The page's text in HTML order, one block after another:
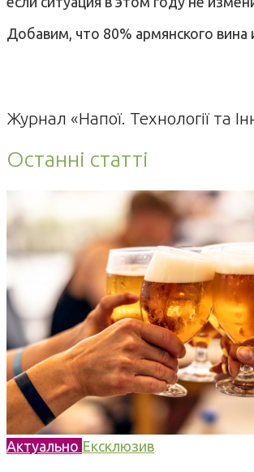
Добавим, что 80% армянского
Журнал «Напої. Технології та
Останні статті
Актуально Ексклюзив